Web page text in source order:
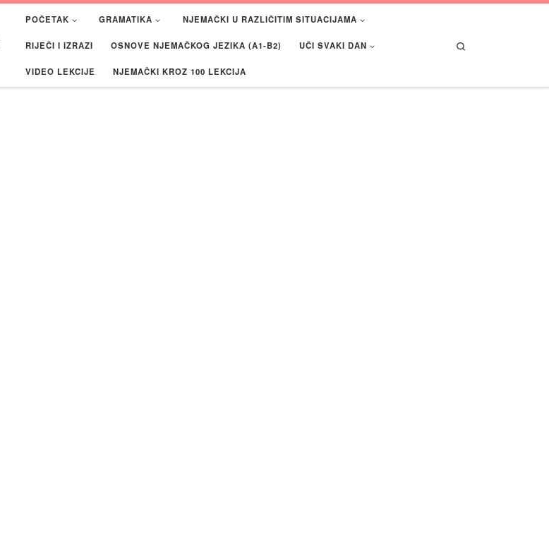
POČETAK GRAMATIKA NJEMAČKI U RAZLIČITIM SITUACIJAMA
RIJEČI I IZRAZI OSNOVE NJEMAČKOG JEZIKA (A1-B2) UČI SVAKI DAN
VIDEO LEKCIJE NJEMAČKI KROZ 100 LEKCIJA